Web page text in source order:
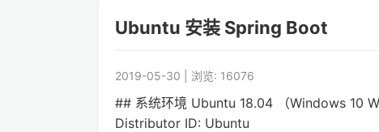
Ubuntu 安装 Spring Boot
2019-05-30 | 浏览: 16076
## 系统环境 Ubuntu 18.04 （Windows 10
Distributor ID: Ubuntu